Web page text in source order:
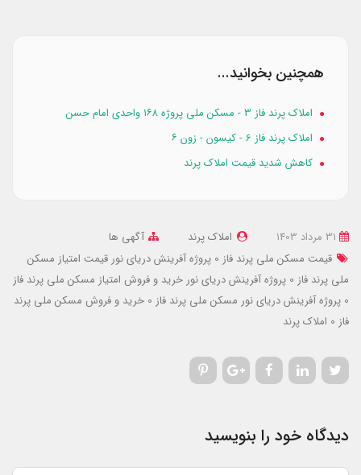
همچنین بخوانید...
املاک پرند فاز 3 - مسکن ملی پروژه ۱۶۸ واحدی امام حسن
املاک پرند فاز 6 - کیسون - زون ۶
کاهش شدید قیمت املاک پرند
املاک پرند
آگهی ها
قیمت مسکن ملی پرند فاز 0 پروژه آفرینش دریای نور
قیمت امتیاز مسکن
ملی پرند فاز 0 پروژه آفرینش دریای نور
خرید و فروش امتیاز مسکن ملی پرند فاز
0 پروژه آفرینش دریای نور
مسکن ملی پرند فاز 0
خرید و فروش مسکن ملی پرند
فاز 0
املاک پرند
دیدگاه خود را بنویسید